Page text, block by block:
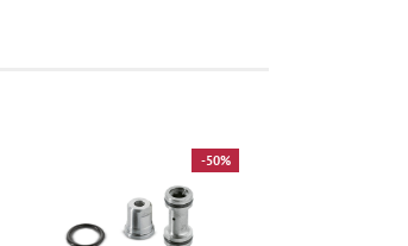
-50%